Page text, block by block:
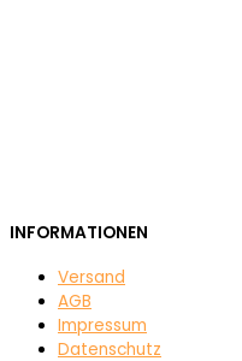
INFORMATIONEN
Versand
AGB
Impressum
Datenschutz